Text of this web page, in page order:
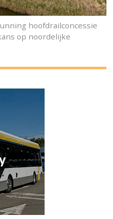
hoofdrailconcessie
op noordelijke